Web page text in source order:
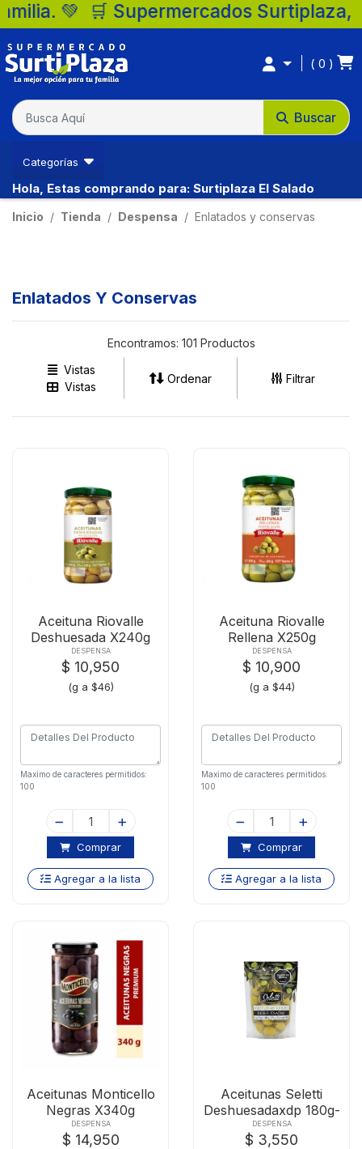
Surtiplaza, la mejor
Buscar
0
Categorías
Hola, Estas comprando para: Surtiplaza El Salado
Inicio Tienda Despensa Enlatados y conservas
Enlatados Y Conservas
Encontramos: 101 Productos
Vistas
Vistas
Ordenar Filtrar
Aceituna Riovalle
Deshuesada X240g
DESPENSA
$ 10,950
(g a $46)
Maximo de caracteres permitidos:
100
Comprar
Agregar a la lista
Aceituna Riovalle
Rellena X250g
DESPENSA
$ 10,900
(g a $44)
Maximo de caracteres permitidos:
100
Comprar
Agregar a la lista
Aceitunas Monticello
Negras X340g
DESPENSA
$ 14,950
Aceitunas Seletti
Deshuesadaxdp 180g-
80g
DESPENSA
$ 3,550